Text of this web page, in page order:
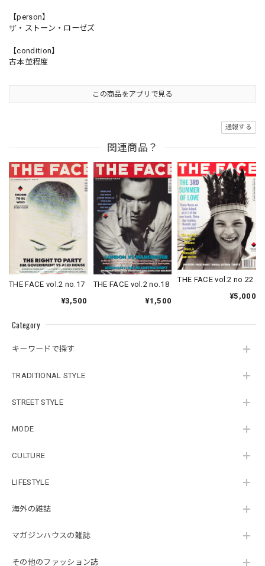
Category
キーワードで探す
TRADITIONAL STYLE
STREET STYLE
MODE
CULTURE
LIFESTYLE
海外の雑誌
マガジンハウスの雑誌
その他のファッション誌
【person】
ザ・ストーン・ローゼズ
【condition】
古本並程度
この商品をアプリで見る
通報する
関連商品？
THE FACE vol.2 no.17
¥3,500
THE FACE vol.2 no.18
¥1,500
THE FACE vol.2 no.22
¥5,000